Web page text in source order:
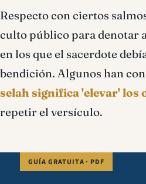
Respecto con ciertos
culto público para denotar
en los que el sacerdote
bendición. Algunos han
selah significa 'elevar' los
repetir el versículo.
GUÍA GRATUITA · PDF